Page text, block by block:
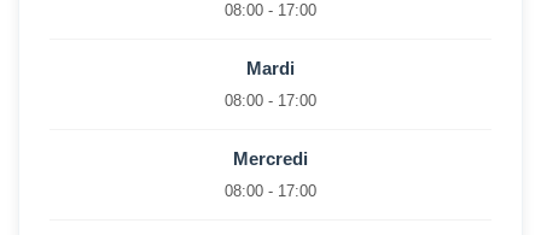
08:00 - 17:00
Mardi
08:00 - 17:00
Mercredi
08:00 - 17:00